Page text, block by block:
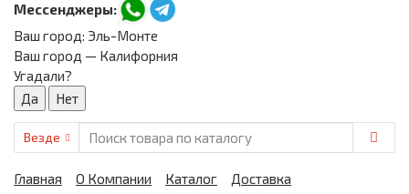
Мессенджеры:
Ваш город: Эль-Монте
Ваш город — Калифорния
Угадали?
Везде
Главная О Компании Каталог
Доставка